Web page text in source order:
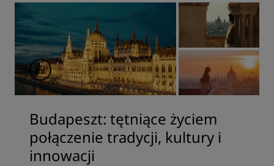
Budapeszt: tętniące życiem
połączenie tradycji, kultury i
innowacji